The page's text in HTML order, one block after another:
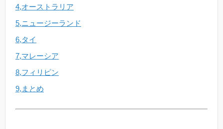
4,オーストラリア
5,ニュージーランド
6,タイ
7,マレーシア
8,フィリピン
9,まとめ